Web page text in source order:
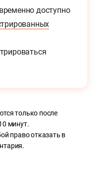
доступно
только после
минут.
право отказать в